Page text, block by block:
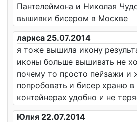
Пантелеймона и Николая
вышивки бисером в Москве
лариса 25.07.2014
я тоже вышила икону
иконы больше вышивать не
почему то просто пейзажи и
попробовать и бисер храню в
контейнерах удобно и не
Юлия 22.07.2014